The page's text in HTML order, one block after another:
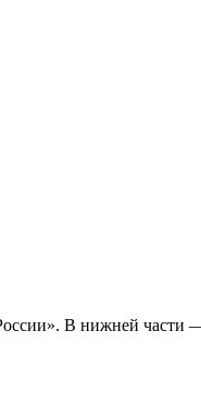
В нижней части —